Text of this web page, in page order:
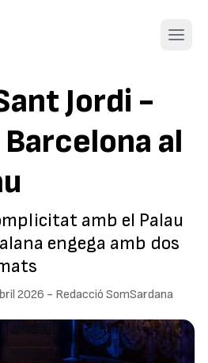
Open
Jordi -
al
amb el Palau
engega amb dos
2026 - Redacció SomSardana